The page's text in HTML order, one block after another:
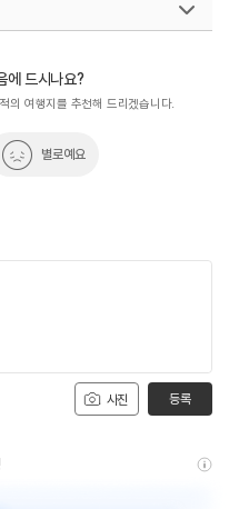
738-3425
에 드시나요?
의 여행지를 추천해 드리겠습니다.
별로예요
사진 등록